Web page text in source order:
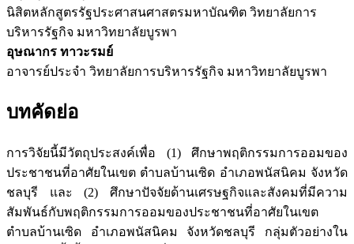
นิสิตหลักสูตรรัฐประศาสนศาสตรมหาบัณฑิต วิทยาลัยการ
บริหารรัฐกิจ มหาวิทยาลัยบูรพา
อุษณากร ทาวะรมย์
อาจารย์ประจำ วิทยาลัยการบริหารรัฐกิจ มหาวิทยาลัยบูรพา
บทคัดย่อ
การวิจัยนี้มีวัตถุประสงค์เพื่อ (1) ศึกษาพฤติกรรมการออมของ
ประชาชนที่อาศัยในเขต ตำบลบ้านเซิด อำเภอพนัสนิคม จังหวัด
ชลบุรี และ (2) ศึกษาปัจจัยด้านเศรษฐกิจและสังคมที่มีความ
สัมพันธ์กับพฤติกรรมการออมของประชาชนที่อาศัยในเขต
ตำบลบ้านเซิด อำเภอพนัสนิคม จังหวัดชลบุรี กลุ่มตัวอย่างใน